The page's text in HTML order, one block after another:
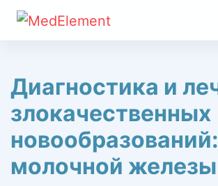
Диагностика и
злокачественных
молочной железы